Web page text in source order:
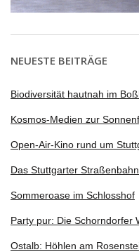
NEUESTE BEITRÄGE
Biodiversität hautnah im
Kosmos-Medien zur
Open-Air-Kino rund um
Das Stuttgarter
Sommeroase im Schlosshof
Party pur: Die Schorndorfer
Ostalb: Höhlen am